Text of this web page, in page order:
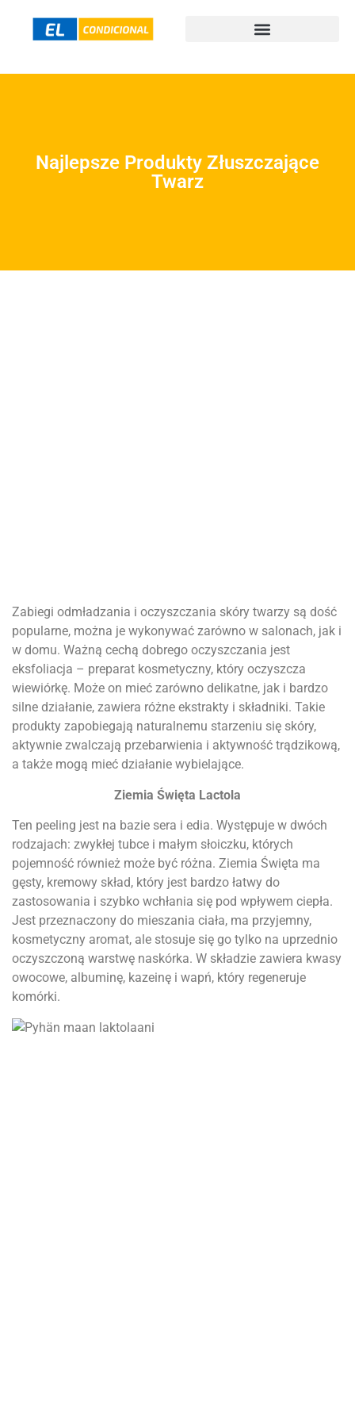
Najlepsze Produkty Złuszczające
Twarz
Zabiegi odmładzania i oczyszczania skóry twarzy są dość
popularne, można je wykonywać zarówno w salonach, jak i
w domu. Ważną cechą dobrego oczyszczania jest
eksfoliacja – preparat kosmetyczny, który oczyszcza
wiewiórkę. Może on mieć zarówno delikatne, jak i bardzo
silne działanie, zawiera różne ekstrakty i składniki. Takie
produkty zapobiegają naturalnemu starzeniu się skóry,
aktywnie zwalczają przebarwienia i aktywność trądzikową,
a także mogą mieć działanie wybielające.
Ziemia Święta Lactola
Ten peeling jest na bazie sera i edia. Występuje w dwóch
rodzajach: zwykłej tubce i małym słoiczku, których
pojemność również może być różna. Ziemia Święta ma
gęsty, kremowy skład, który jest bardzo łatwy do
zastosowania i szybko wchłania się pod wpływem ciepła.
Jest przeznaczony do mieszania ciała, ma przyjemny,
kosmetyczny aromat, ale stosuje się go tylko na uprzednio
oczyszczoną warstwę naskórka. W składzie zawiera kwasy
owocowe, albuminę, kazeinę i wapń, który regeneruje
komórki.